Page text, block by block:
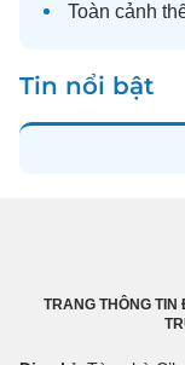
Toàn cảnh
Tin nổi bật
TRANG THÔNG TIN